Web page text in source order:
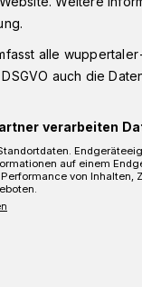
alle
auch die
verarbeiten
auf einem
von